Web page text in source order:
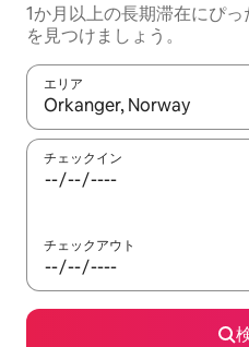
1か月以上の長期滞在にぴ
を見つけましょう。
エリア
検索結果が表示されたら、
チェックイン
チェックアウト